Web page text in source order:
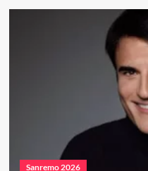
Sanremo 2026